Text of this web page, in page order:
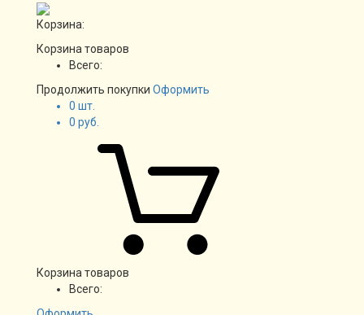
Корзина:
Корзина товаров
Всего:
Продолжить покупки Оформить
0 шт.
0 руб.
Корзина товаров
Всего: